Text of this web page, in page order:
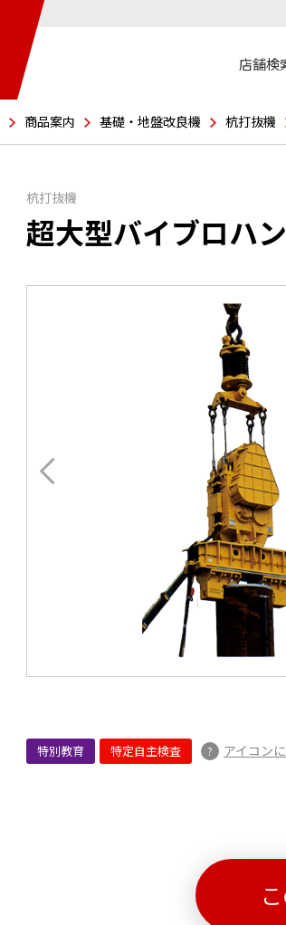
店舗検
商品案内 基礎・地盤改良機 杭打抜機
杭打抜機
超大型バイブロハ
特別教育 特定自主検査 アイコン